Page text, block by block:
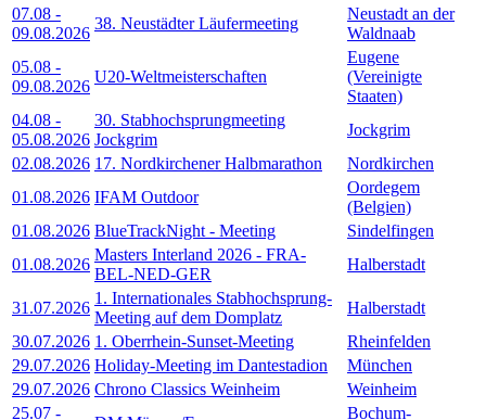
07.08 -
09.08.2026
38. Neustädter Läufermeeting
Neustadt an der
Waldnaab
05.08 -
09.08.2026
U20-Weltmeisterschaften
Eugene
(Vereinigte
Staaten)
04.08 -
05.08.2026
30. Stabhochsprungmeeting
Jockgrim
Jockgrim
02.08.2026 17. Nordkirchener Halbmarathon
Nordkirchen
01.08.2026 IFAM Outdoor
Oordegem
(Belgien)
01.08.2026 BlueTrackNight - Meeting
Sindelfingen
01.08.2026
Masters Interland 2026 - FRA-
BEL-NED-GER
Halberstadt
31.07.2026
1. Internationales Stabhochsprung-
Meeting auf dem Domplatz
Halberstadt
30.07.2026 1. Oberrhein-Sunset-Meeting
Rheinfelden
29.07.2026 Holiday-Meeting im Dantestadion
München
29.07.2026 Chrono Classics Weinheim
Weinheim
25.07 - Bochum-